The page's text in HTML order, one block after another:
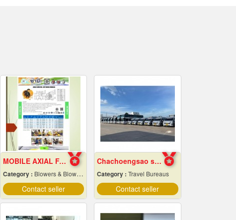
MOBILE AXIAL FAN
Category : Blowers & Blower Systems
Contact seller
Chachoengsao staff shuttle service
Category : Travel Bureaus
Contact seller